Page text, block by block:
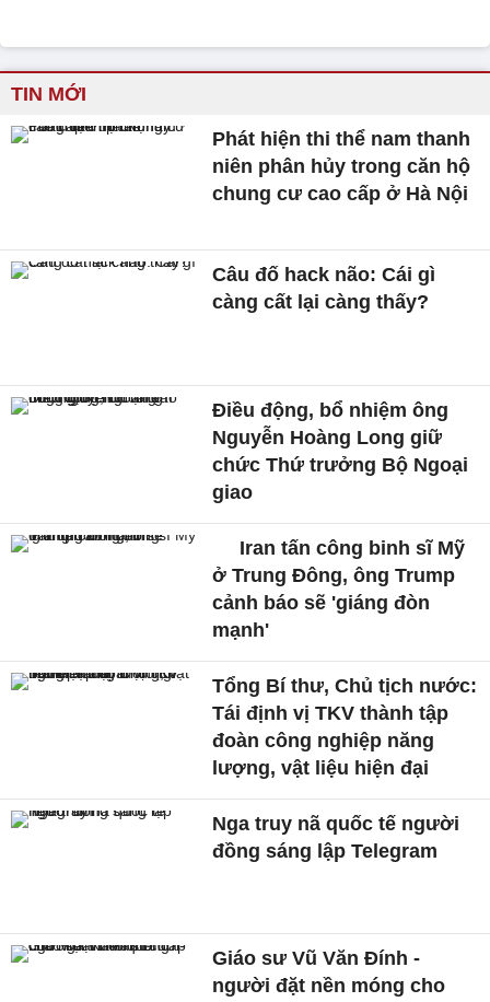
TIN MỚI
Phát hiện thi thể nam thanh
niên phân hủy trong căn hộ
chung cư cao cấp ở Hà Nội
Câu đố hack não: Cái gì
càng cất lại càng thấy?
Điều động, bổ nhiệm ông
Nguyễn Hoàng Long giữ
chức Thứ trưởng Bộ Ngoại
giao
Iran tấn công binh sĩ Mỹ
ở Trung Đông, ông Trump
cảnh báo sẽ 'giáng đòn
mạnh'
Tổng Bí thư, Chủ tịch nước:
Tái định vị TKV thành tập
đoàn công nghiệp năng
lượng, vật liệu hiện đại
Nga truy nã quốc tế người
đồng sáng lập Telegram
Giáo sư Vũ Văn Đính -
người đặt nền móng cho